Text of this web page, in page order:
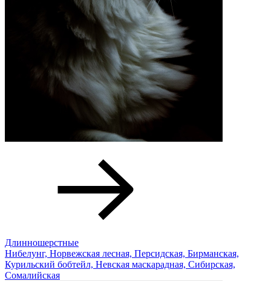
Длинношерстные
Нибелунг, Норвежская лесная, Персидская, Бирманская,
Курильский бобтейл, Невская маскарадная, Сибирская,
Сомалийская